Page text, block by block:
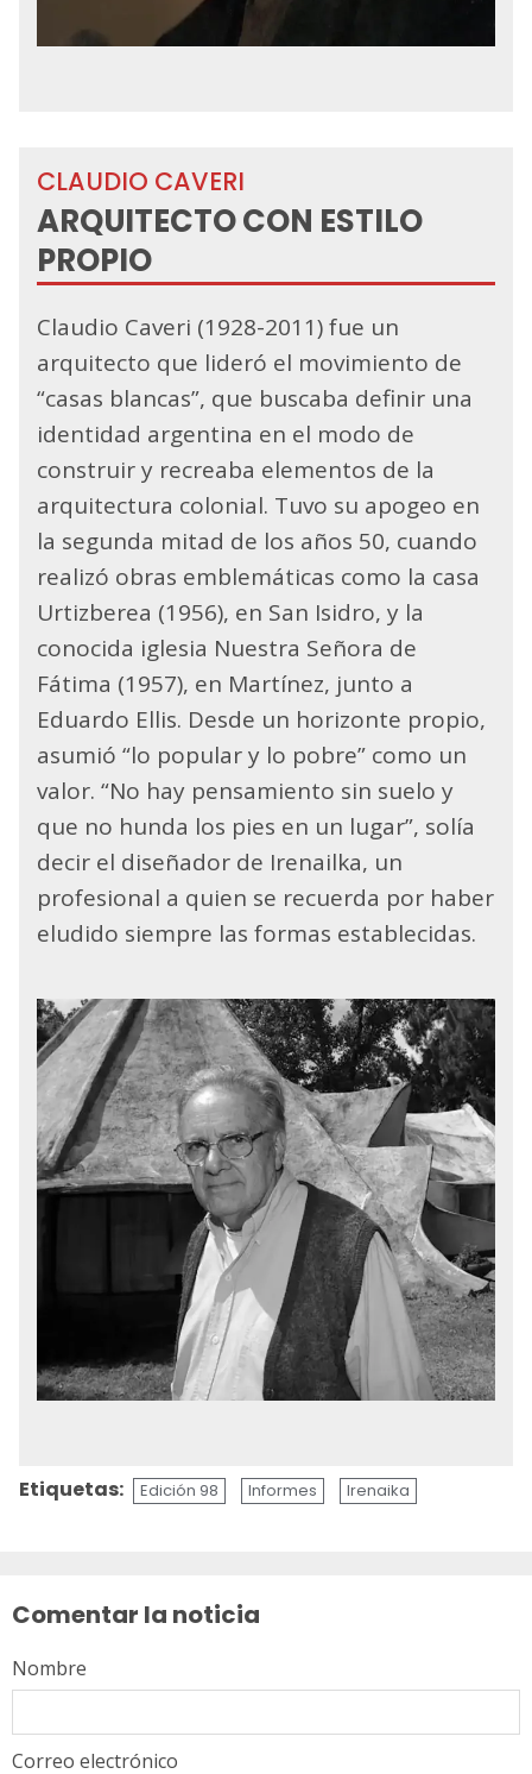
CLAUDIO CAVERI
ARQUITECTO CON ESTILO
PROPIO
Claudio Caveri (1928-2011) fue un
arquitecto que lideró el movimiento de
“casas blancas”, que buscaba definir una
identidad argentina en el modo de
construir y recreaba elementos de la
arquitectura colonial. Tuvo su apogeo en
la segunda mitad de los años 50, cuando
realizó obras emblemáticas como la casa
Urtizberea (1956), en San Isidro, y la
conocida iglesia Nuestra Señora de
Fátima (1957), en Martínez, junto a
Eduardo Ellis. Desde un horizonte propio,
asumió “lo popular y lo pobre” como un
valor. “No hay pensamiento sin suelo y
que no hunda los pies en un lugar”, solía
decir el diseñador de Irenailka, un
profesional a quien se recuerda por haber
eludido siempre las formas establecidas.
Etiquetas: Edición 98 Informes Irenaika
Comentar la noticia
Nombre
Correo electrónico